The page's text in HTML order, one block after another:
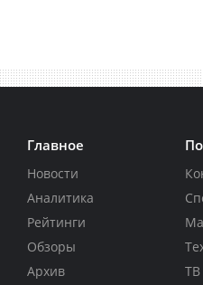
Главное
Новости
Аналитика
Рейтинги
Обзоры
Архив
ТВ